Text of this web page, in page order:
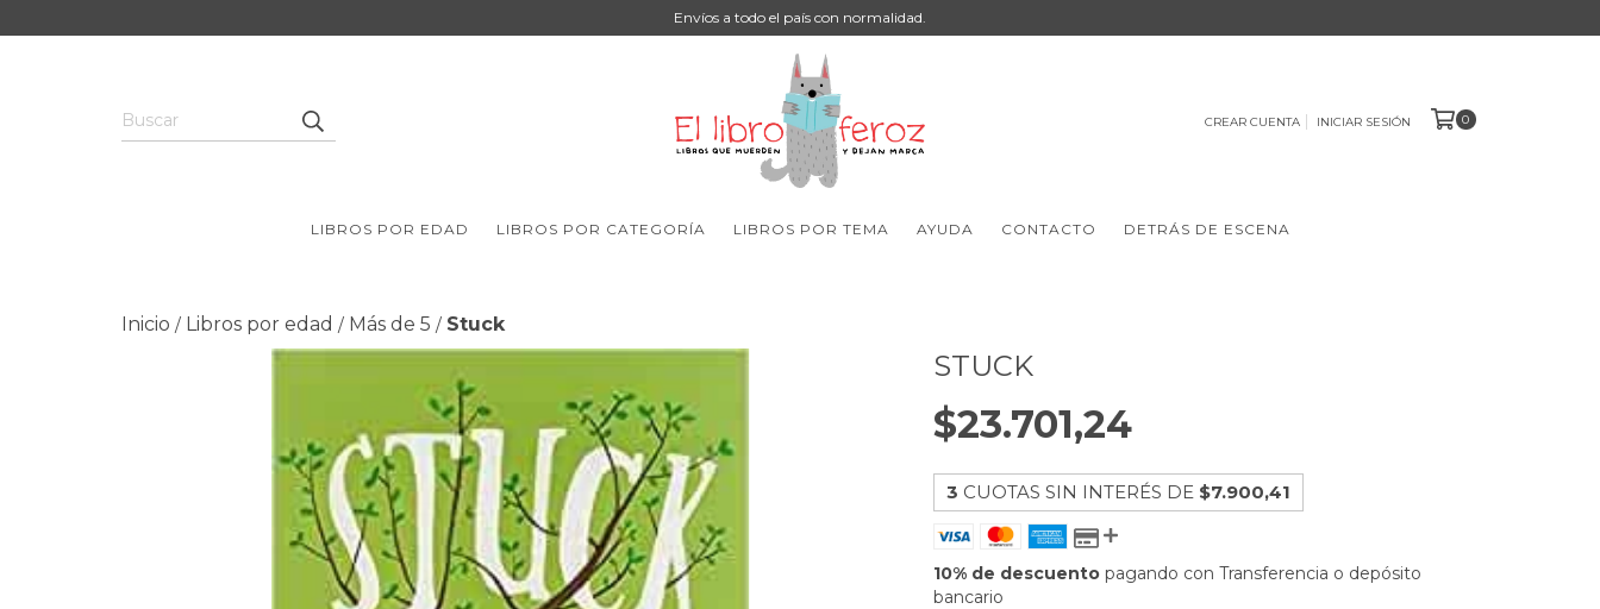
Envíos a todo el país con normalidad.
CREAR CUENTA INICIAR SESIÓN 0
LIBROS POR EDAD LIBROS POR CATEGORÍA LIBROS POR TEMA AYUDA CONTACTO DETRÁS DE ESCENA
Inicio / Libros por edad / Más de 5 / Stuck
STUCK
$23.701,24
3 CUOTAS SIN INTERÉS DE $7.900,41
10% de descuento pagando con Transferencia o depósito
bancario